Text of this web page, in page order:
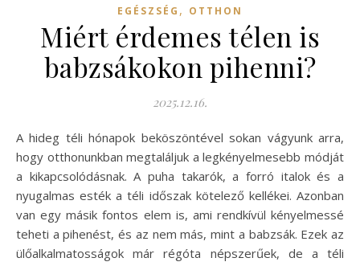
EGÉSZSÉG , OTTHON
Miért érdemes télen is
babzsákokon pihenni?
2025.12.16.
A hideg téli hónapok beköszöntével sokan vágyunk arra,
hogy otthonunkban megtaláljuk a legkényelmesebb módját
a kikapcsolódásnak. A puha takarók, a forró italok és a
nyugalmas esték a téli időszak kötelező kellékei. Azonban
van egy másik fontos elem is, ami rendkívül kényelmessé
teheti a pihenést, és az nem más, mint a babzsák. Ezek az
ülőalkalmatosságok már régóta népszerűek, de a téli